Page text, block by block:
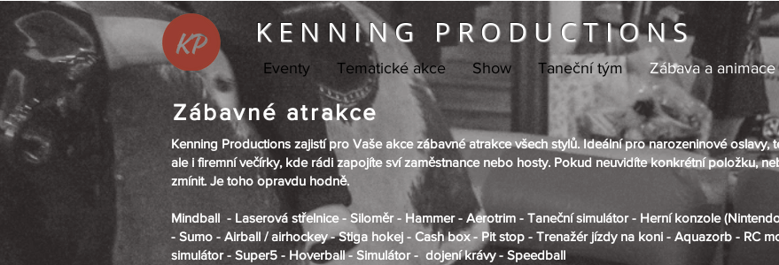
Zábavné atrakce
Kenning Productions zajistí pro Vaše akce zábavné atrakce všech stylů. Ideální pro narozeninové oslavy,
ale i firemní večírky, kde rádi zapojíte sví zaměstnance nebo hosty. Pokud neuvidíte konkrétní položku,
zmínit. Je toho opravdu hodně.
Mindball - Laserová střelnice -Siloměr - Hammer- Aerotrim - Taneční simulátor - Herní konzole
- Sumo - Airball / airhockey -Stiga hokej - Cash box - Pit stop - Trenažér jízdy na koni - Aquazorb - RC
simulátor - Super5 - Hoverball - Simulátor - dojení krávy - Speedball
Eventy Tematické akce Show Taneční tým Zábava a animace
KENNING PRODUCTIONS